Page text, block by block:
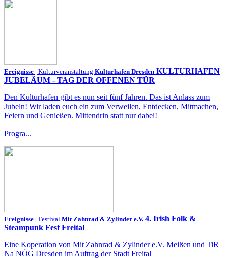
Ereignisse | Kulturveranstaltung Kulturhafen Dresden KULTURHAFEN
JUBELÄUM - TAG DER OFFENEN TÜR
Den Kulturhafen gibt es nun seit fünf Jahren. Das ist Anlass zum
Jubeln! Wir laden euch ein zum Verweilen, Entdecken, Mitmachen,
Feiern und Genießen. Mittendrin statt nur dabei!
Progra...
Ereignisse | Festival Mit Zahnrad & Zylinder e.V. 4. Irish Folk &
Steampunk Fest Freital
Eine Koperation von Mit Zahnrad & Zylinder e.V. Meißen und TiR
Na NÓG Dresden im Auftrag der Stadt Freital